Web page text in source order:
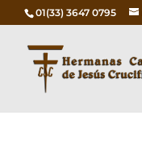
01(33) 3647 0795